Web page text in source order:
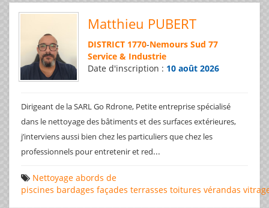
Matthieu PUBERT
DISTRICT 1770-Nemours Sud 77
Service & Industrie
Date d'inscription : 10 août 2026
Dirigeant de la SARL Go Rdrone, Petite entreprise spécialisé
dans le nettoyage des bâtiments et des surfaces extérieures,
j’interviens aussi bien chez les particuliers que chez les
professionnels pour entretenir et red...
Nettoyage abords de
piscines bardages façades terrasses toitures vérandas